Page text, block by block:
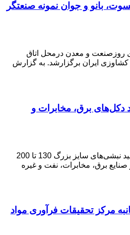
بانو و جوان نمونه صنعتگر
روزصنعت و معدن درمحل اتاق
کشاوزی ایران برگزارشد. به گزارش
دکل‌های برق، مخابرات و
جمهوری اسلامی ایران با تولید نبشی‌های سایز بزرگ 130 تا 200
صنایع برق، مخابرات، نفت و غیره
مرکز تحقیقات فرآوری مواد